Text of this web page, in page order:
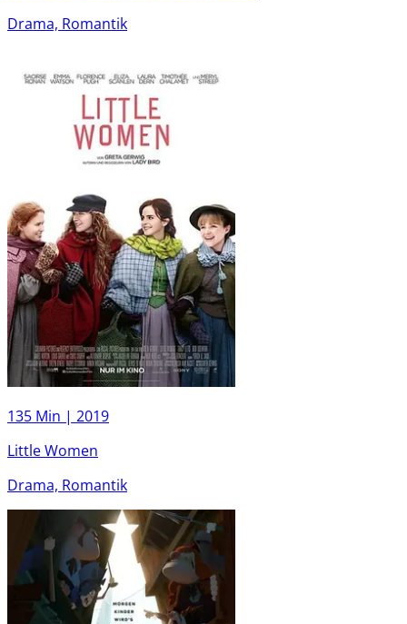
Drama, Romantik
135 Min | 2019
Little Women
Drama, Romantik